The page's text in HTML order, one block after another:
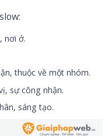
nơi ở.
thuộc về một nhóm.
sự công nhận.
sáng tạo.